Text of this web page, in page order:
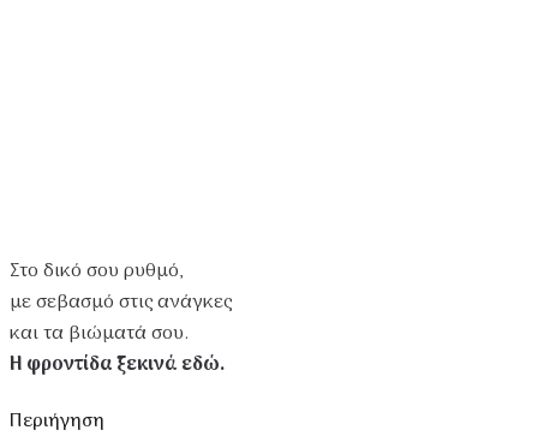
Στο δικό σου ρυθμό,
με σεβασμό στις ανάγκες
και τα βιώματά σου.
Η φροντίδα ξεκινά εδώ.
Περιήγηση